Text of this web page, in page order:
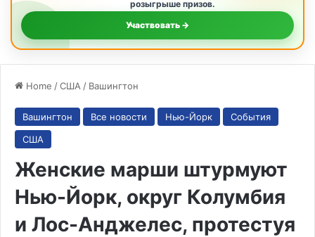
розыгрыше призов.
Участвовать →
Home /США / Вашингтон
Вашингтон Все новости Нью-Йорк
События
США
Женские марши штурмуют
Нью-Йорк, округ Колумбия
и Лос-Анджелес, протестуя